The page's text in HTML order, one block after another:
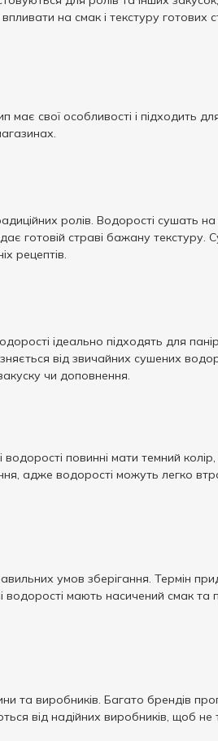
на смак і текстуру готових
свої особливості і підходить
ролів. Водорості сушать на
готовій страві бажану текстуру.
рецептів.
ідеально підходять для
від звичайних сушених
чи доповнення.
повинні мати темний
адже водорості можуть легко
умов зберігання. Термін
мають насичений смак та
та виробників. Багато брендів
від надійних виробників, щоб не